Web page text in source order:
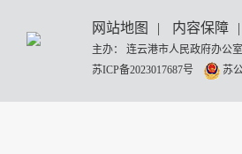
网站地图 | 内容保障 |
主办： 连云港市人民政府办
苏ICP备2023017687号
苏